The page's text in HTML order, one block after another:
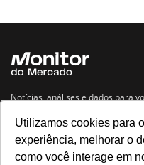
Utilizamos cookies para
experiência, melhorar o
como você interage em
Notícias, análises e dados para
Navegue no site
Últimas notícias Quem